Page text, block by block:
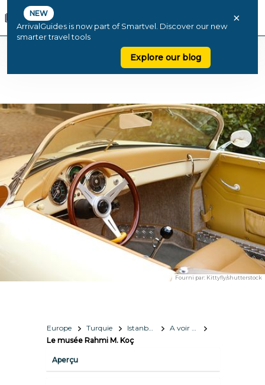
NEW
ArrivalGuides is now part of Smartvel. Discover our new
smarter travel tools
Explore our blog
×
Fourni par: Kittyfly/shutterstock
Europe Turquie Istanbul
A voir et à faire
Le musée Rahmi M. Koç
Aperçu